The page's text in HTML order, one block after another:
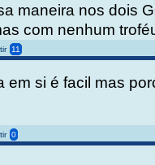
maneira nos dois
com nenhum
11
em si é facil mas
0